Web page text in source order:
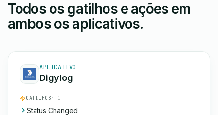
Todos os gatilhos e ações em
ambos os aplicativos.
APLICATIVO
Digylog
GATILHOS · 1
Status Changed